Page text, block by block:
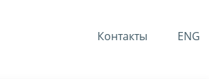
Контакты ENG